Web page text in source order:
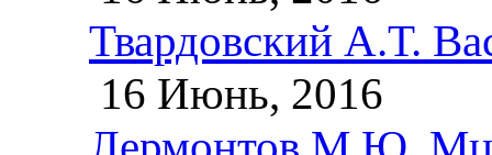
Твардовский А.Т.
16 Июнь, 2016